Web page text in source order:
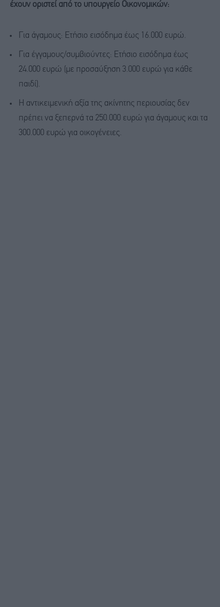
έχουν οριστεί από το υπουργείο Οικονομικών:
Για άγαμους: Ετήσιο εισόδημα έως 16.000 ευρώ.
Για έγγαμους/συμβιούντες: Ετήσιο εισόδημα έως
24.000 ευρώ (με προσαύξηση 3.000 ευρώ για κάθε
παιδί).
Η αντικειμενική αξία της ακίνητης περιουσίας δεν
πρέπει να ξεπερνά τα 250.000 ευρώ για άγαμους και τα
300.000 ευρώ για οικογένειες.